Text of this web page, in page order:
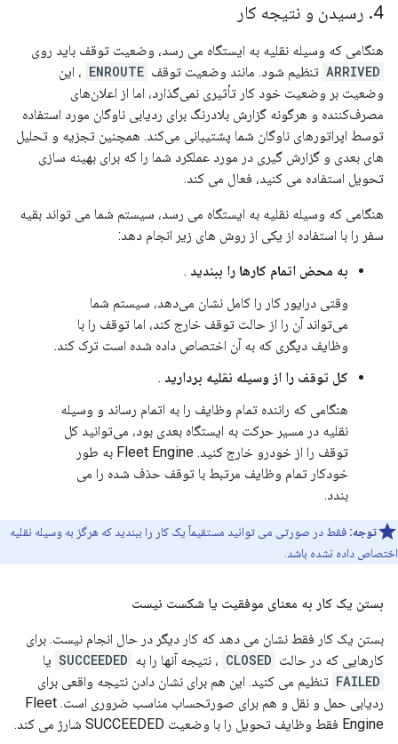
4
. رسیدن و نتیجه کار
هنگامی که وسیله نقلیه به ایستگاه می رسد، وضعیت توقف باید روی
ARRIVED تنظیم شود. مانند وضعیت توقف ENROUTE ، این
وضعیت بر وضعیت خود کار تأثیری نمی‌گذارد، اما از اعلان‌های
مصرف‌کننده و هرگونه گزارش بلادرنگ برای ردیابی ناوگان مورد استفاده
توسط اپراتورهای ناوگان شما پشتیبانی می‌کند. همچنین تجزیه و تحلیل
های بعدی و گزارش گیری در مورد عملکرد شما را که برای بهینه سازی
تحویل استفاده می کنید، فعال می کند.
هنگامی که وسیله نقلیه به ایستگاه می رسد، سیستم شما می تواند بقیه
سفر را با استفاده از یکی از روش های زیر انجام دهد:
به محض اتمام کارها را ببندید .
وقتی درایور کار را کامل نشان می‌دهد، سیستم شما
می‌تواند آن را از حالت توقف خارج کند، اما توقف را با
وظایف دیگری که به آن اختصاص داده شده است ترک کند.
کل توقف را از وسیله نقلیه بردارید .
هنگامی که راننده تمام وظایف را به اتمام رساند و وسیله
نقلیه در مسیر حرکت به ایستگاه بعدی بود، می‌توانید کل
توقف را از خودرو خارج کنید. Fleet Engine به طور
خودکار تمام وظایف مرتبط با توقف حذف شده را می
بندد.
توجه: فقط در صورتی می توانید مستقیماً یک کار را ببندید که هرگز به وسیله نقلیه
اختصاص داده نشده باشد.
بستن یک کار به معنای موفقیت یا شکست نیست
بستن یک کار فقط نشان می دهد که کار دیگر در حال انجام نیست. برای
کارهایی که در حالت CLOSED ، نتیجه آنها را به SUCCEEDED یا
FAILED تنظیم می کنید. این هم برای نشان دادن نتیجه واقعی برای
ردیابی حمل و نقل و هم برای صورتحساب مناسب ضروری است. Fleet
Engine فقط وظایف تحویل را با وضعیت SUCCEEDED شارژ می کند.